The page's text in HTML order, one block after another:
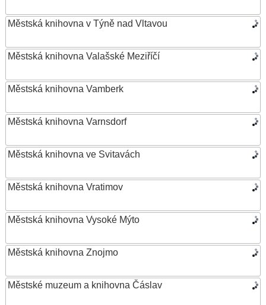
Městská knihovna v Týně nad Vltavou
Městská knihovna Valašské Meziříčí
Městská knihovna Vamberk
Městská knihovna Varnsdorf
Městská knihovna ve Svitavách
Městská knihovna Vratimov
Městská knihovna Vysoké Mýto
Městská knihovna Znojmo
Městské muzeum a knihovna Čáslav